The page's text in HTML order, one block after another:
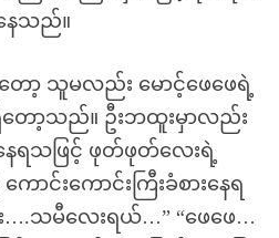
ေသည်။
ော့ သူမလည်း မောင့်ဖေဖေရဲ့
ော့သည်။ ဦးဘထူးမှာလည်း
ရသဖြင့် ဖုတ်ဖုတ်လေးရဲ့
င်းကောင်းကြီးခံစားနေရ
သမီလေးရယ်…” “ဖေဖေ…